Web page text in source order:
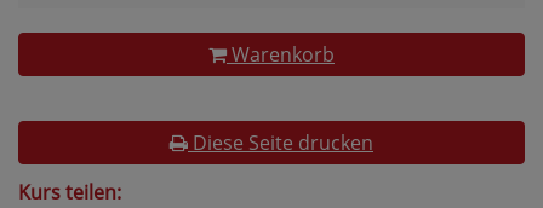
Warenkorb
Diese Seite drucken
Kurs teilen: